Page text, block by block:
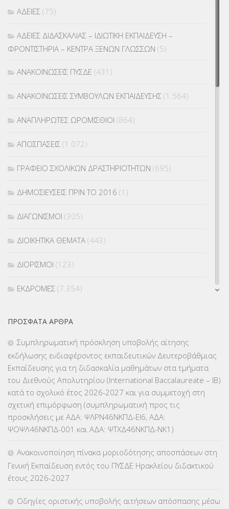
ΑΔΕΙΕΣ (75)
ΑΔΕΙΕΣ ΔΙΔΑΣΚΑΛΙΑΣ – ΙΔΙΩΤΙΚΗ ΕΚΠΑΙΔΕΥΣΗ –
ΦΡΟΝΤΙΣΤΗΡΙΑ – ΚΕΝΤΡΑ ΞΕΝΩΝ ΓΛΩΣΣΩΝ (5)
ΑΝΑΚΟΙΝΩΣΕΙΣ ΠΥΣΔΕ (431)
ΑΝΑΚΟΙΝΩΣΕΙΣ ΣΥΜΒΟΥΛΩΝ ΕΚΠΑΙΔΕΥΣΗΣ (1.564)
ΑΝΑΠΛΗΡΩΤΕΣ ΩΡΟΜΙΣΘΙΟΙ (864)
ΑΠΟΣΠΑΣΕΙΣ (1.072)
ΓΡΑΦΕΙΟ ΣΧΟΛΙΚΩΝ ΔΡΑΣΤΗΡΙΟΤΗΤΩΝ (695)
ΔΗΜΟΣΙΕΥΣΕΙΣ ΠΡΙΝ ΤΟ 2016 (1)
ΔΙΑΓΩΝΙΣΜΟΙ (305)
ΔΙΟΙΚΗΤΙΚΑ ΘΕΜΑΤΑ (443)
ΔΙΟΡΙΣΜΟΙ (123)
ΕΚΔΡΟΜΕΣ (7.354)
ΕΠΙΜΟΡΦΩΣΗ Τ.Π.Ε.(10)
ΕΥΡΩΠΑΪΚΑ ΠΡΟΓΡΑΜΜΑΤΑ(230)
ΚΕΣΥ (60)
ΚΕΣΥΠ(109)
ΚΠγ – ΚΡΑΤΙΚΟ ΠΙΣΤΟΠΟΙΗΤΙΚΟ ΓΛΩΣΣΟΜΑΘΕΙΑΣ(135)
ΚΠπ- ΚΡΑΤΙΚΟ ΠΙΣΤΟΠΟΙΗΤΙΚΟ ΠΛΗΡΟΦΟΡΙΚΗΣ
ΛΟΙΠΑ(309)
ΠΡΌΣΦΑΤΑ ΆΡΘΡΑ
Συμπληρωματική πρόσκληση υποβολής αίτησης
εκδήλωσης ενδιαφέροντος εκπαιδευτικών Δευτεροβάθμιας
Εκπαίδευσης για τη διδασκαλία μαθημάτων στα τμήματα
του Διεθνούς Απολυτηρίου (International Baccalaureate – IB)
κατά το σχολικό έτος 2026-2027 και για συμμετοχή στη
σχετική επιμόρφωση (συμπληρωματική προς τις
προσκλήσεις με ΑΔΑ: ΨΛΡΝ46ΝΚΠΔ-ΕΙ6, ΑΔΑ:
ΨΟΨΛ46ΝΚΠΔ-001 και ΑΔΑ: ΨΤΧΔ46ΝΚΠΔ-ΝΚ1)
Ανακοινοποίηση πίνακα μοριοδότησης αποσπάσεων στη
Γενική Εκπαίδευση εντός του ΠΥΣΔΕ Ηρακλείου διδακτικού
έτους 2026-2027
Οδηγίες οριστικής υποβολής αιτήσεων απόσπασης μέσω